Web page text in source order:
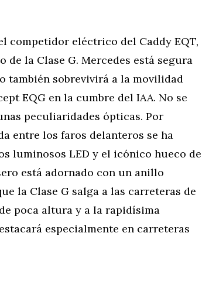
competidor eléctrico del Caddy EQT,
la Clase G. Mercedes está segura
también sobrevivirá a la movilidad
EQG en la cumbre del IAA. No se
peculiaridades ópticas. Por
entre los faros delanteros se ha
luminosos LED y el icónico hueco de
está adornado con un anillo
la Clase G salga a las carreteras de
poca altura y a la rapidísima
especialmente en carreteras